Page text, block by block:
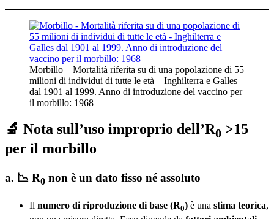
Morbillo – Mortalità riferita su di una popolazione di 55
milioni di individui di tutte le età – Inghilterra e Galles
dal 1901 al 1999. Anno di introduzione del vaccino per
il morbillo: 1968
🔬 Nota sull’uso improprio dell’R0 >15
per il morbillo
a. 📉 R0 non è un dato fisso né assoluto
Il numero di riproduzione di base (R0) è una stima teorica,